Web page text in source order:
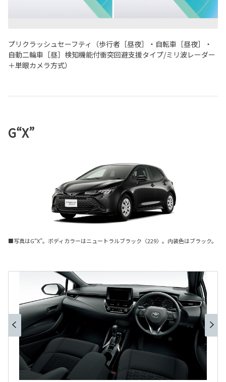
プリクラッシュセーフティ（歩行者［昼夜］・自転車［昼夜］・
自動二輪車［昼］検知機能付衝突回避支援タイプ/ミリ波レーダー
＋単眼カメラ方式）
G“X”
■写真はG“X”。ボディカラーはニュートラルブラック〈229〉。内装色はブラック。